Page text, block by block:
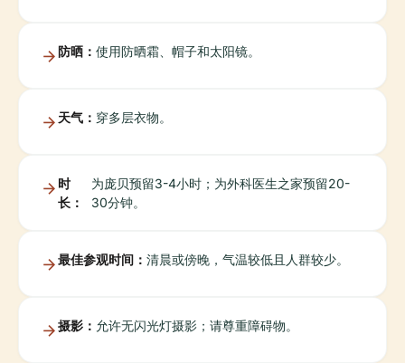
防晒： 使用防晒霜、帽子和太阳镜。
天气： 穿多层衣物。
时
长：
为庞贝预留3-4小时；为外科医生之家预留20-
30分钟。
最佳参观时间： 清晨或傍晚，气温较低且人群较少。
摄影： 允许无闪光灯摄影；请尊重障碍物。